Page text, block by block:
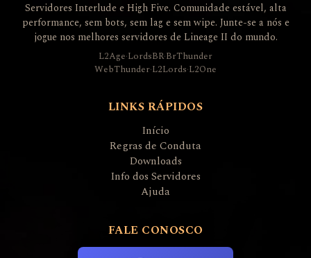
Servidores Interlude e High Five. Comunidade estável, alta
performance, sem bots, sem lag e sem wipe. Junte-se a nós e
jogue nos melhores servidores de Lineage II do mundo.
L2Age·LordsBR·BrThunder
WebThunder·L2Lords·L2One
LINKS RÁPIDOS
Início
Regras de Conduta
Downloads
Info dos Servidores
Ajuda
FALE CONOSCO